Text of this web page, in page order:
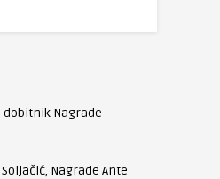
dobitnik Nagrade
Nagrade Ante